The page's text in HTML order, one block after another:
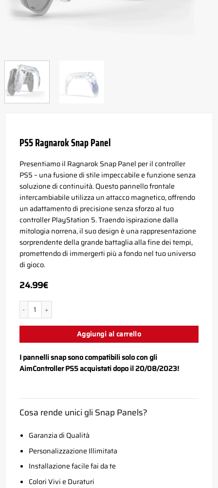
PS5 Ragnarok Snap Panel
Presentiamo il Ragnarok Snap Panel per il controller
PS5 – una fusione di stile impeccabile e funzione senza
soluzione di continuità. Questo pannello frontale
intercambiabile utilizza un attacco magnetico, offrendo
un adattamento di precisione senza sforzo al tuo
controller PlayStation 5. Traendo ispirazione dalla
mitologia norrena, il suo design è una rappresentazione
sorprendente della grande battaglia alla fine dei tempi,
promettendo di immergerti più a fondo nel tuo universo
di gioco.
24.99€
PS5 Ragnarok Snap Panel quantità
Aggiungi al carrello
I pannelli snap sono compatibili solo con gli
AimController PS5 acquistati dopo il 20/08/2023!
Cosa rende unici gli Snap Panels?
Garanzia di Qualità
Personalizzazione Illimitata
Installazione facile fai da te
Colori Vivi e Duraturi